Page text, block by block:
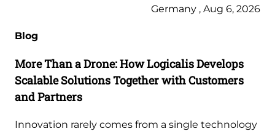
Germany , Aug 6, 2026
Blog
More Than a Drone: How Logicalis Develops
Scalable Solutions Together with Customers
and Partners
Innovation rarely comes from a single technology